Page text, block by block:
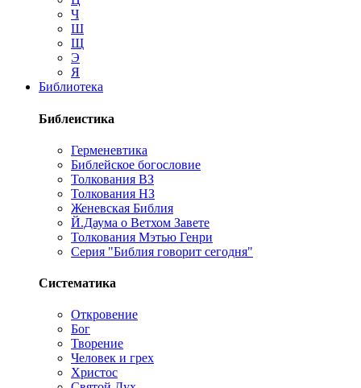
Ч
Ш
Щ
Э
Я
Библиотека
Библеистика
Герменевтика
Библейское богословие
Толкования ВЗ
Толкования НЗ
Женевская Библия
Й.Даума о Ветхом Завете
Толкования Мэтью Генри
Серия "Библия говорит сегодня"
Систематика
Откровение
Бог
Творение
Человек и грех
Христос